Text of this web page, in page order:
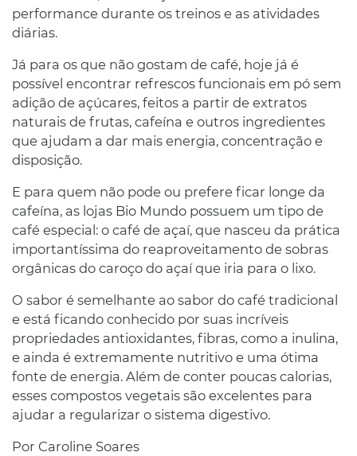
performance durante os treinos e as atividades
diárias.
Já para os que não gostam de café, hoje já é
possível encontrar refrescos funcionais em pó sem
adição de açúcares, feitos a partir de extratos
naturais de frutas, cafeína e outros ingredientes
que ajudam a dar mais energia, concentração e
disposição.
E para quem não pode ou prefere ficar longe da
cafeína, as lojas Bio Mundo possuem um tipo de
café especial: o café de açaí, que nasceu da prática
importantíssima do reaproveitamento de sobras
orgânicas do caroço do açaí que iria para o lixo.
O sabor é semelhante ao sabor do café tradicional
e está ficando conhecido por suas incríveis
propriedades antioxidantes, fibras, como a inulina,
e ainda é extremamente nutritivo e uma ótima
fonte de energia. Além de conter poucas calorias,
esses compostos vegetais são excelentes para
ajudar a regularizar o sistema digestivo.
Por Caroline Soares